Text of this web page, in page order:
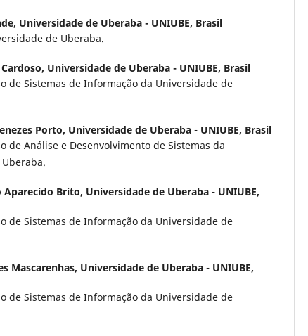
Universidade de Uberaba - UNIUBE, Brasil
de Uberaba.
Universidade de Uberaba - UNIUBE, Brasil
de Sistemas de Informação da Universidade de
Porto, Universidade de Uberaba - UNIUBE, Brasil
de Análise e Desenvolvimento de Sistemas da
Aparecido Brito, Universidade de Uberaba - UNIUBE,
de Sistemas de Informação da Universidade de
Mascarenhas, Universidade de Uberaba - UNIUBE,
de Sistemas de Informação da Universidade de